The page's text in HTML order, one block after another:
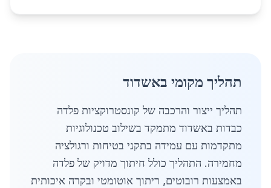
תהליך מקומי באשדוד
תהליך ייצור והרכבה של קונסטרוקציות פלדה
כבדות באשדוד מתמקד בשילוב טכנולוגיות
מתקדמות עם עמידה בתקני בטיחות ורגולציה
מחמירה. התהליך כולל חיתוך מדויק של פלדה
באמצעות רובוטים, ריתוך אוטומטי ובקרה איכותית